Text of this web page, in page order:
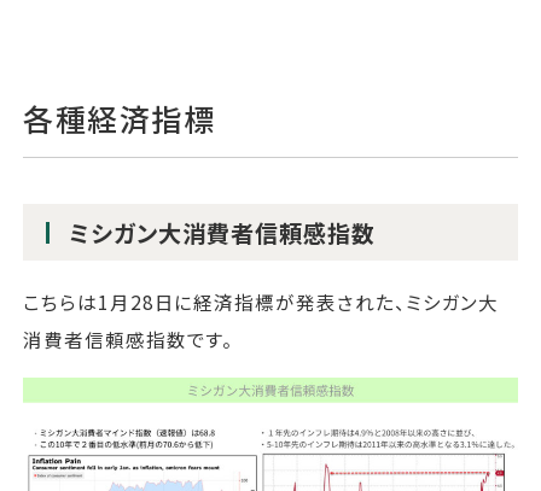
各種経済指標
ミシガン大消費者信頼感指数
こちらは1月28日に経済指標が発表された、ミシガン大
消費者信頼感指数です。